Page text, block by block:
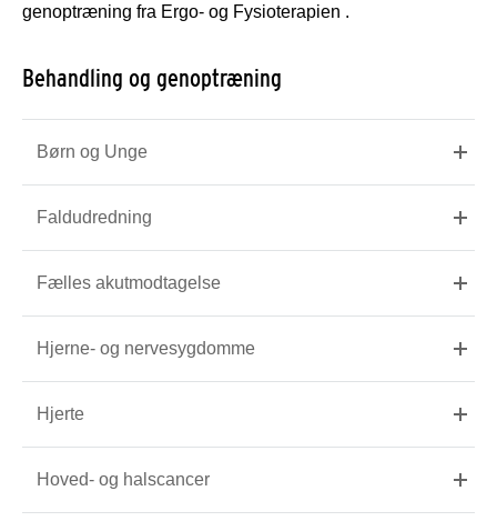
genoptræning fra Ergo- og Fysioterapien .
Behandling og genoptræning
Børn og Unge
Faldudredning
Fælles akutmodtagelse
Hjerne- og nervesygdomme
Hjerte
Hoved- og halscancer